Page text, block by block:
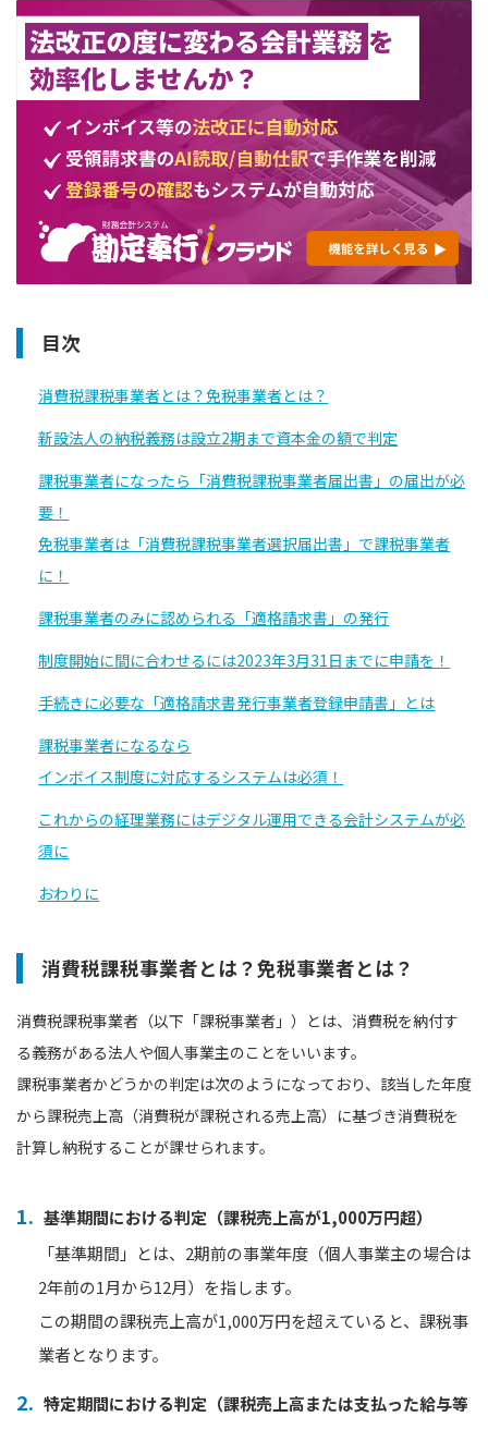
目次
消費税課税事業者とは？免税事業者とは？
新設法人の納税義務は設立2期まで資本金の額で判定
課税事業者になったら「消費税課税事業者届出書」の届出が必
要！
免税事業者は「消費税課税事業者選択届出書」で課税事業者
に！
課税事業者のみに認められる「適格請求書」の発行
制度開始に間に合わせるには2023年3月31日までに申請を！
手続きに必要な「適格請求書発行事業者登録申請書」とは
課税事業者になるなら
インボイス制度に対応するシステムは必須！
これからの経理業務にはデジタル運用できる会計システムが必
須に
おわりに
消費税課税事業者とは？免税事業者とは？
消費税課税事業者（以下「課税事業者」）とは、消費税を納付す
る義務がある法人や個人事業主のことをいいます。
課税事業者かどうかの判定は次のようになっており、該当した年度
から課税売上高（消費税が課税される売上高）に基づき消費税を
計算し納税することが課せられます。
基準期間における判定（課税売上高が1,000万円超）
「基準期間」とは、2期前の事業年度（個人事業主の場合は
2年前の1月から12月）を指します。
この期間の課税売上高が1,000万円を超えていると、課税事
業者となります。
特定期間における判定（課税売上高または支払った給与等